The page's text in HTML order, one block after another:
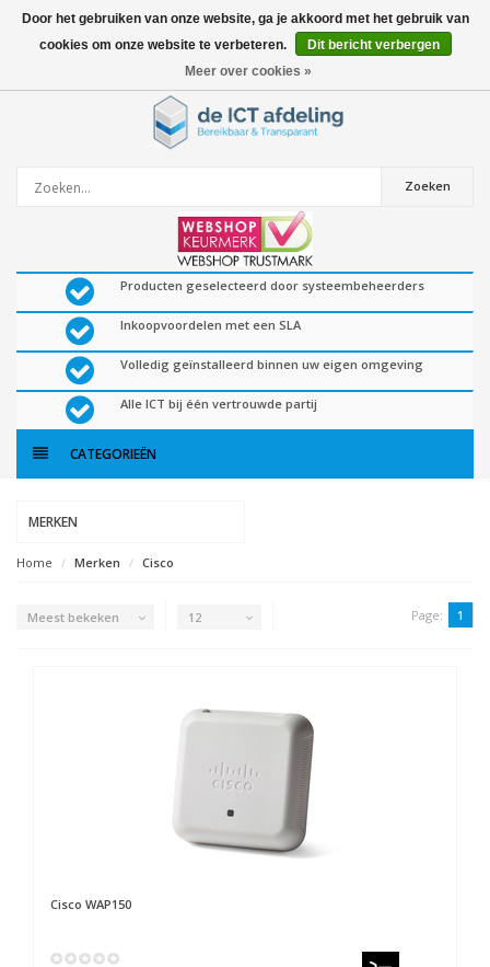
0artikelen
Zoeken
Producten geselecteerd door systeembeheerders
Inkoopvoordelen met een SLA
Volledig geïnstalleerd binnen uw eigen omgeving
Alle ICT bij één vertrouwde partij
CATEGORIEËN
MERKEN
Home Merken Cisco
Meest bekeken 12 Page: 1
Cisco WAP150
Door het gebruiken van onze website, ga je akkoord met het gebruik van
cookies om onze website te verbeteren.
Dit bericht verbergen
Meer over cookies »